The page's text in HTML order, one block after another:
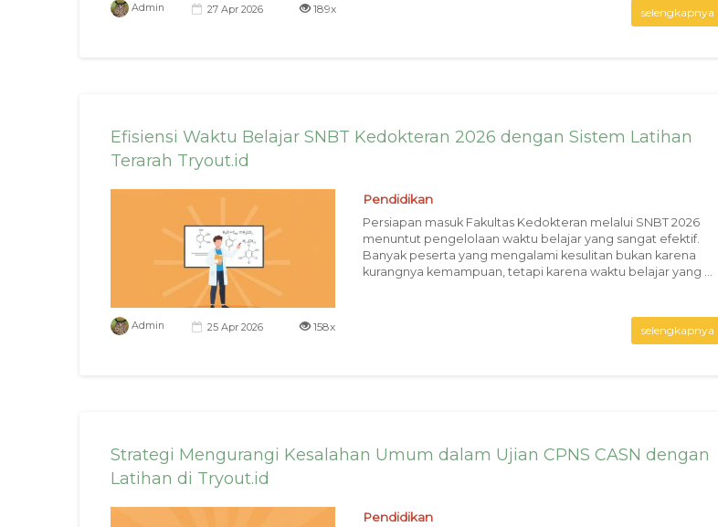
Admin 27 Apr 2026 189x selengkapnya
Efisiensi Waktu Belajar SNBT Kedokteran 2026 dengan Sistem Latihan
Terarah Tryout.id
Pendidikan
Persiapan masuk Fakultas Kedokteran melalui SNBT 2026
menuntut pengelolaan waktu belajar yang sangat efektif.
Banyak peserta yang mengalami kesulitan bukan karena
kurangnya kemampuan, tetapi karena waktu belajar yang ...
Admin 25 Apr 2026 158x selengkapnya
Strategi Mengurangi Kesalahan Umum dalam Ujian CPNS CASN dengan
Latihan di Tryout.id
Pendidikan